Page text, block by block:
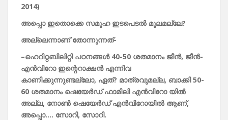
2014)
അപ്പൊ ഇതൊക്കെ സമൂഹ ഇടപെടൽ മൂലമല്ലേ?
അല്ലെന്നാണ്തോന്നുന്നത്-
–ഹെറിറ്റബിലിറ്റി പഠനങ്ങൾ 40-50 ശതമാനം ജീൻ, ജീൻ-
എൻവിറോ ഇന്റെറാക്ഷൻ എന്നിവ
കാണിക്കുന്നുണ്ടല്ലോ, ഏത്? മാത്രവുമല്ല, ബാക്കി 50-
60 ശതമാനം ഷെയേർഡ്ഫാമിലി എൻവിറോ യിൽ
അല്ല, നോൺ ഷെയേർഡ്എൻവിറോയിൽ ആണ്,
അപ്പൊ…. സോറി, സോറി.